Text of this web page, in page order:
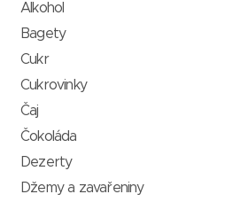
Alkohol
Bagety
Cukr
Cukrovinky
Čaj
Čokoláda
Dezerty
Džemy a zavařeniny